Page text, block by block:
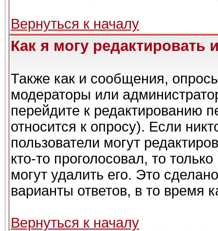
Вернуться к началу
Как я могу редактировать
Также как и сообщения,
модераторы или
перейдите к редактированию
относится к опросу). Если
пользователи могут
кто-то проголосовал, то
могут удалить его. Это
варианты ответов, в то время
Вернуться к началу